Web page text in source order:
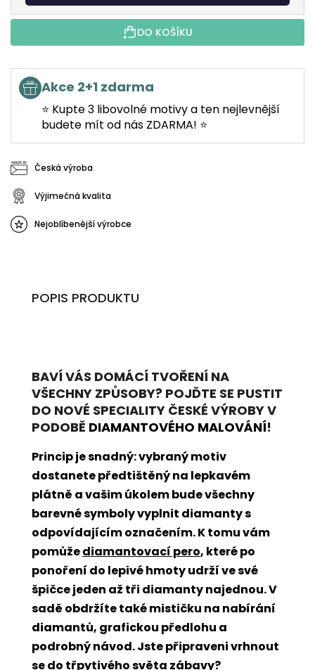
DO KOŠÍKU
Akce 2+1 zdarma
⭐ Kupte 3 libovolné motivy a ten nejlevnější
budete mít od nás ZDARMA! ⭐
Česká výroba
Výjimečná kvalita
Nejoblíbenější výrobce
POPIS PRODUKTU
BAVÍ VÁS DOMÁCÍ TVOŘENÍ NA
VŠECHNY ZPŮSOBY? POJĎTE SE PUSTIT
DO NOVÉ SPECIALITY ČESKÉ VÝROBY V
PODOBĚ DIAMANTOVÉHO MALOVÁNÍ!
Princip je snadný: vybraný motiv
dostanete předtištěný na lepkavém
plátně a vašim úkolem bude všechny
barevné symboly vyplnit diamanty s
odpovídajícím označením. K tomu vám
pomůžediamantovací pero, které po
ponoření do lepivé hmoty udrží ve své
špičce jeden až tři diamanty najednou. V
sadě obdržíte také mističku na nabírání
diamantů, grafickou předlohu a
podrobný návod. Jste připraveni vrhnout
se do třpytivého světa zábavy?